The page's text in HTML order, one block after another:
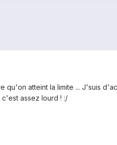
qu'on atteint la limite ... J'suis
assez lourd ! :/